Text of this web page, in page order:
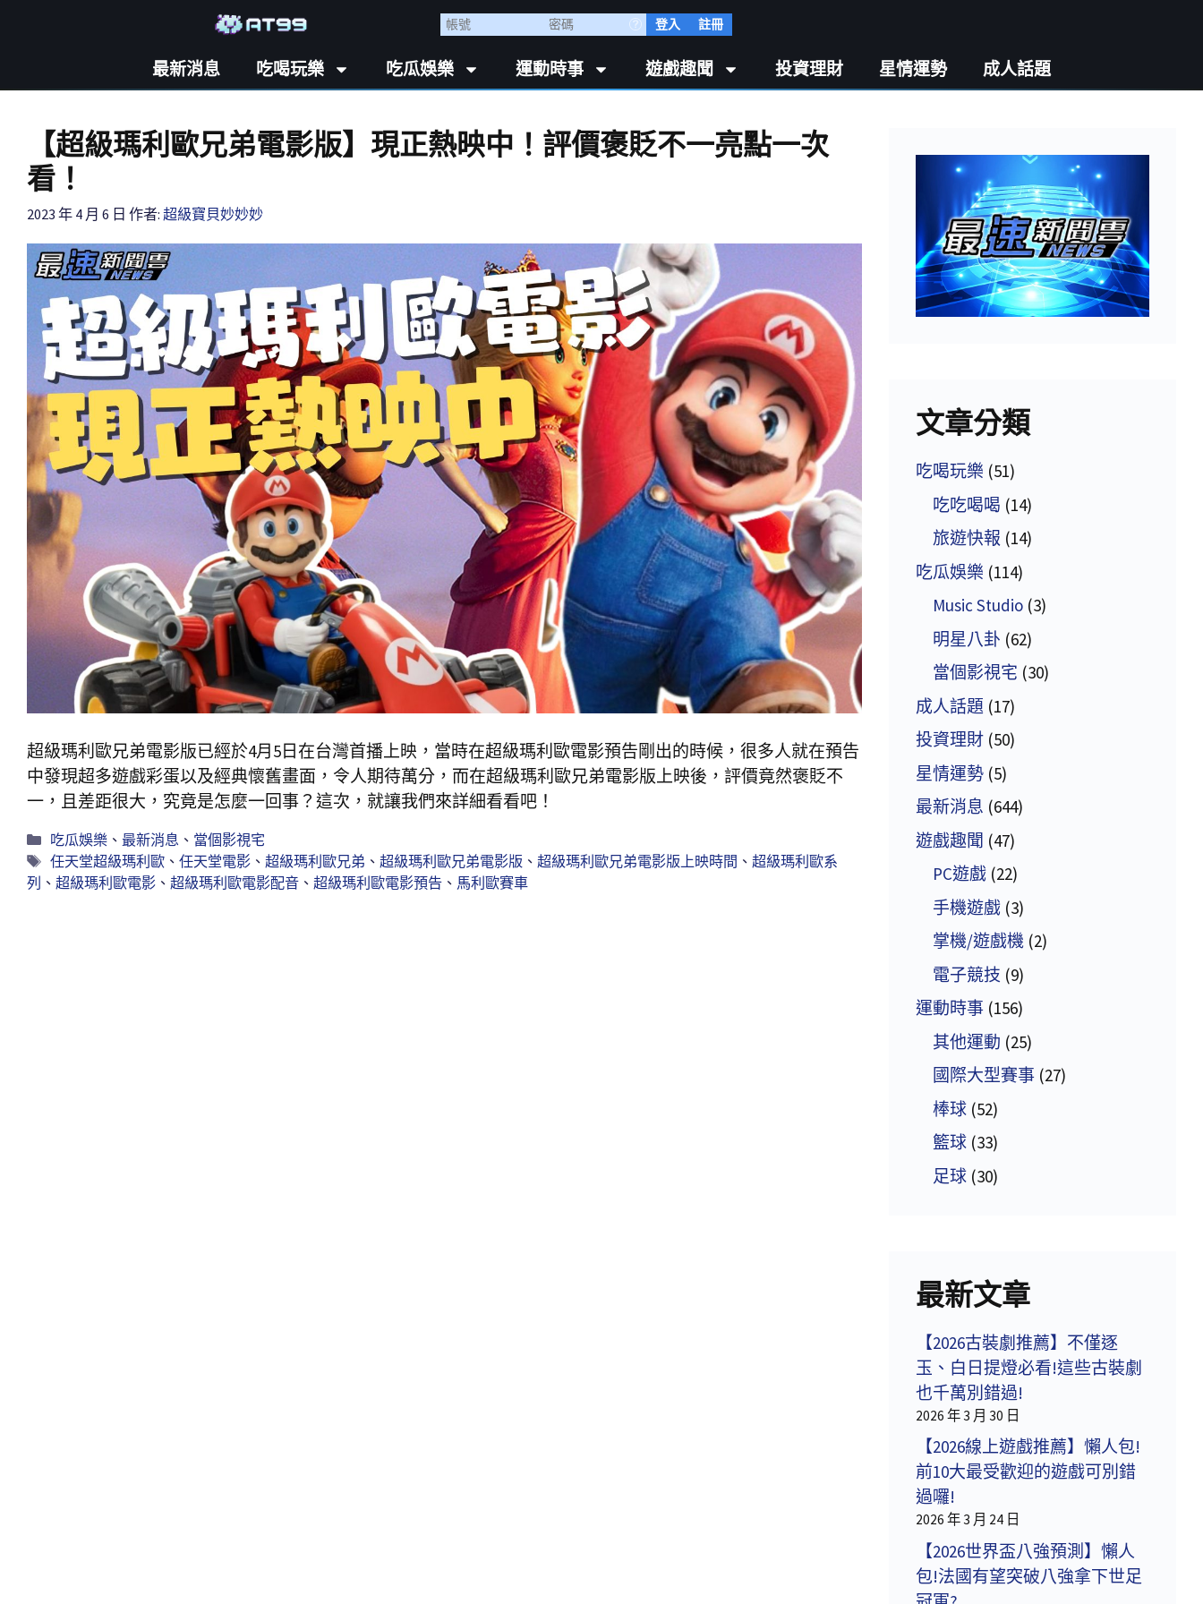
登入 註冊
最新消息 吃喝玩樂 吃瓜娛樂 運動時事 遊戲趣聞 投資理財 星情運勢 成人話題
【超級瑪利歐兄弟電影版】現正熱映中！評價褒貶不一亮點一次
看！
2023 年 4 月 6 日 作者: 超級寶貝妙妙妙
超級瑪利歐兄弟電影版已經於4月5日在台灣首播上映，當時在超級瑪利歐電影預告剛出的時候，很多人就在預告
中發現超多遊戲彩蛋以及經典懷舊畫面，令人期待萬分，而在超級瑪利歐兄弟電影版上映後，評價竟然褒貶不
一，且差距很大，究竟是怎麼一回事？這次，就讓我們來詳細看看吧！
吃瓜娛樂、 最新消息 、 當個影視宅
任天堂超級瑪利歐、 任天堂電影、 超級瑪利歐兄弟 、 超級瑪利歐兄弟電影版 、 超級瑪利歐兄弟電影版上映時間 、 超級瑪利歐系
列 、 超級瑪利歐電影 、 超級瑪利歐電影配音 、 超級瑪利歐電影預告 、 馬利歐賽車
文章分類
吃喝玩樂 (51)
吃吃喝喝 (14)
旅遊快報 (14)
吃瓜娛樂 (114)
Music Studio (3)
明星八卦 (62)
當個影視宅 (30)
成人話題 (17)
投資理財 (50)
星情運勢 (5)
最新消息 (644)
遊戲趣聞 (47)
PC遊戲 (22)
手機遊戲 (3)
掌機/遊戲機 (2)
電子競技 (9)
運動時事 (156)
其他運動 (25)
國際大型賽事 (27)
棒球 (52)
籃球 (33)
足球 (30)
最新文章
【2026古裝劇推薦】不僅逐
玉、白日提燈必看!這些古裝劇
也千萬別錯過!
2026 年 3 月 30 日
【2026線上遊戲推薦】懶人包!
前10大最受歡迎的遊戲可別錯
過囉!
2026 年 3 月 24 日
【2026世界盃八強預測】懶人
包!法國有望突破八強拿下世足